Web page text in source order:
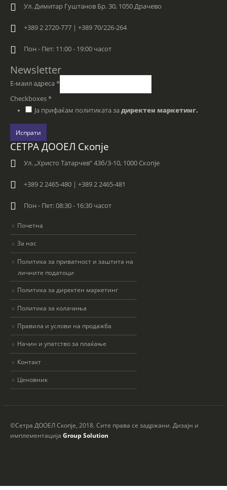
Ул. Димитар Гуштанов Бр. 30, 1050 Драчево
+389 2 2720-777 | +389 70/226-264
Пон - Пет: 11:00 - 19:00 часот
Newsletter
Е-маил адреса *
Checkboxes*
Ја прифаќам политиката за директен маркетинг.
Испрати
СЕТРА ДООЕЛ Скопје
Ул. „Христо Татарчев“ 43б/3-10, 1000 Скопје
+389 2 2465-480 | +389 2 2465-481
Пон - Пет: 08:30 - 16:30 часот
Почетна
За нас
Политика за приватност и заштита на
личните податоци
Политика за директен маркетинг
Политика за колачиња
Правила и услови на продажба
Начин и упатство за плаќање
Контакт
Ценовник
©Сетра ДООЕЛ Скопје, 2018. Сите права се задржани. Дизајн и
имплементација Group Solution